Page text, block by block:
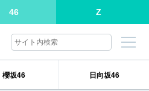
46 Z
櫻坂46 日向坂46